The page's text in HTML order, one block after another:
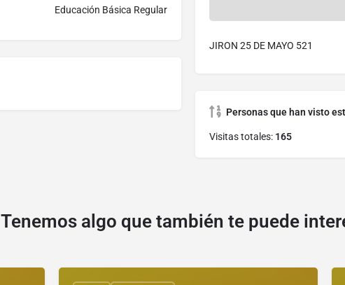
Educación Básica Regular
JIRON 25 DE MAYO 521
Personas que han visto
Visitas totales: 165
Tenemos algo que también te puede